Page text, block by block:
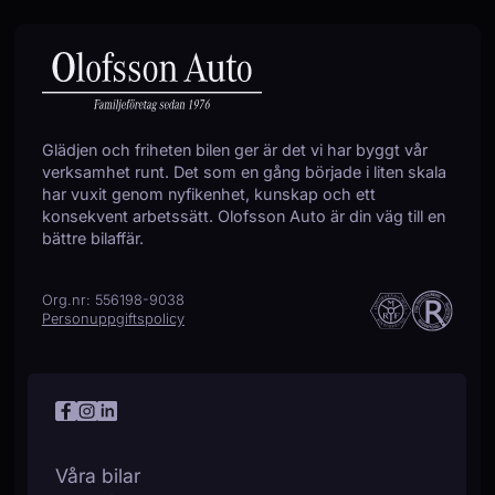
Läslampa
Mattor (textil)
Multifunktionsratt
Panoramaglastak
Parkeringsassistans
Parkeringssensorer (fram)
Rear Traffic Alert
Sidoairbags
Sportratt
Stöldlarm
Svensksåld
Glädjen och friheten bilen ger är det vi har byggt vår
verksamhet runt. Det som en gång började i liten skala
har vuxit genom nyfikenhet, kunskap och ett
konsekvent arbetssätt. Olofsson Auto är din väg till en
bättre bilaffär.
Org.nr: 556198-9038
Personuppgiftspolicy
Våra bilar